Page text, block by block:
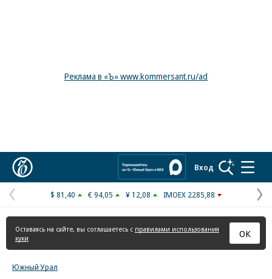
Реклама в «Ъ» www.kommersant.ru/ad
Вход
Предыдущая
страница
$ 81,40 € 94,05 ¥ 12,08 IMOEX 2285,88
Оставаясь на сайте, вы соглашаетесь с правилами использования
куки
ОК
Южный Урал